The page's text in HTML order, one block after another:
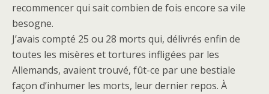
recommencer qui sait combien de fois encore sa vile
besogne.
J’avais compté 25 ou 28 morts qui, délivrés enfin de
toutes les misères et tortures infligées par les
Allemands, avaient trouvé, fût-ce par une bestiale
façon d’inhumer les morts, leur dernier repos. À